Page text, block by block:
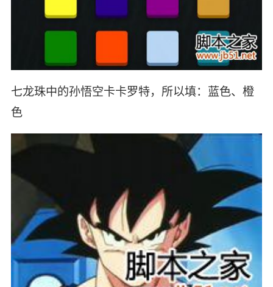
七龙珠中的孙悟空卡卡罗特，所以填：蓝色、橙
色